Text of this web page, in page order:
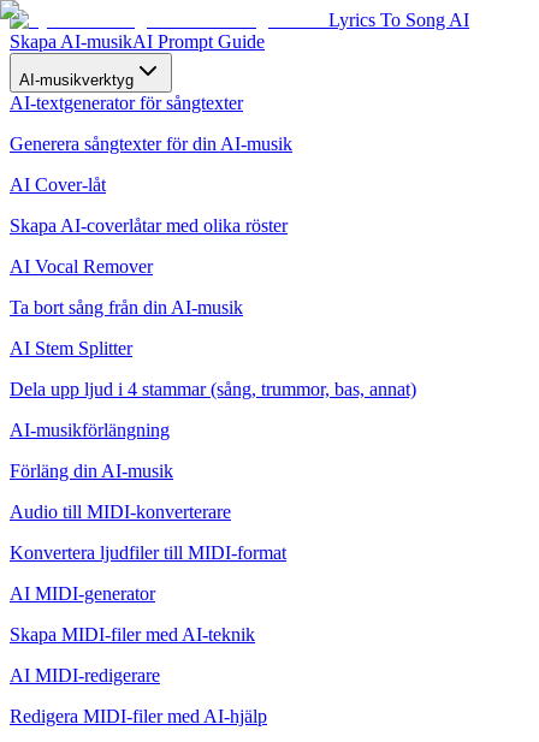
Lyrics To Song AI
Skapa AI-musikAI Prompt Guide
AI-musikverktyg
AI-textgenerator för sångtexter
Generera sångtexter för din AI-musik
AI Cover-låt
Skapa AI-coverlåtar med olika röster
AI Vocal Remover
Ta bort sång från din AI-musik
AI Stem Splitter
Dela upp ljud i 4 stammar (sång, trummor, bas, annat)
AI-musikförlängning
Förläng din AI-musik
Audio till MIDI-konverterare
Konvertera ljudfiler till MIDI-format
AI MIDI-generator
Skapa MIDI-filer med AI-teknik
AI MIDI-redigerare
Redigera MIDI-filer med AI-hjälp